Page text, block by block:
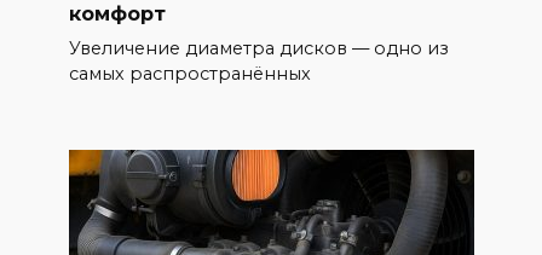
комфорт
Увеличение диаметра дисков — одно из
самых распространённых